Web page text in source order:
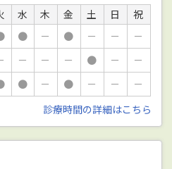
水 木 金 土 日
祝
● － ● － －
－
－ － － ● －
－
● － ● － －
－
診療時間の詳細はこちら